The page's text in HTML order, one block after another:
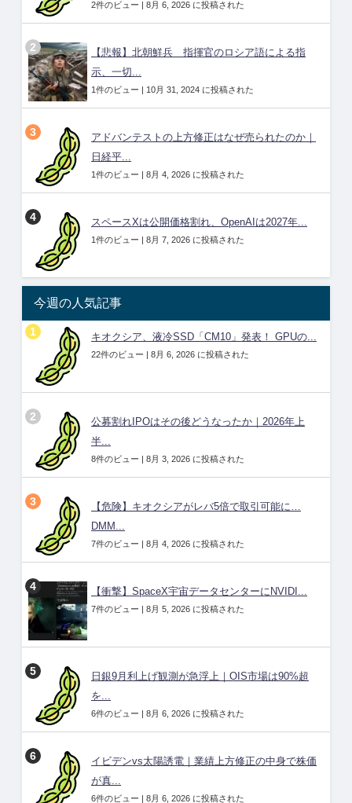
2件のビュー | 8月 6, 2026 に投稿された
【悲報】北朝鮮兵 指揮官のロシア語による指
示、一切...
1件のビュー | 10月 31, 2024 に投稿された
アドバンテストの上方修正はなぜ売られたのか｜
日経平...
1件のビュー | 8月 4, 2026 に投稿された
スペースXは公開価格割れ、OpenAIは2027年...
1件のビュー | 8月 7, 2026 に投稿された
今週の人気記事
キオクシア、液冷SSD「CM10」発表！ GPUの...
22件のビュー | 8月 6, 2026 に投稿された
公募割れIPOはその後どうなったか｜2026年上
半...
8件のビュー | 8月 3, 2026 に投稿された
【危険】キオクシアがレバ5倍で取引可能に…
DMM...
7件のビュー | 8月 4, 2026 に投稿された
【衝撃】SpaceX宇宙データセンターにNVIDI...
7件のビュー | 8月 5, 2026 に投稿された
日銀9月利上げ観測が急浮上｜OIS市場は90%超
を...
6件のビュー | 8月 6, 2026 に投稿された
イビデンvs太陽誘電｜業績上方修正の中身で株価
が真...
6件のビュー | 8月 6, 2026 に投稿された